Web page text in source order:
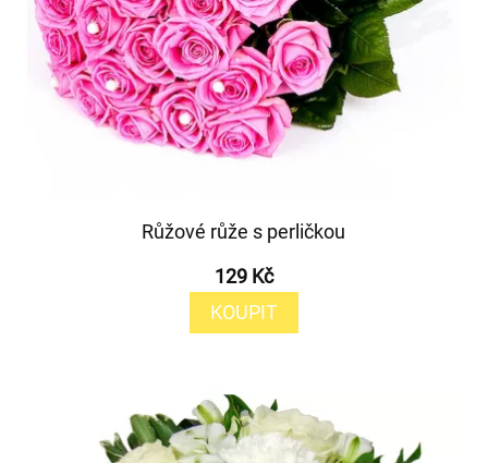
Růžové růže s perličkou
129 Kč
KOUPIT